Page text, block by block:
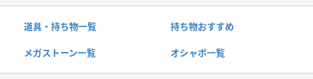
道具・持ち物一覧 持ち物おすすめ
メガストーン一覧 オシャボ一覧